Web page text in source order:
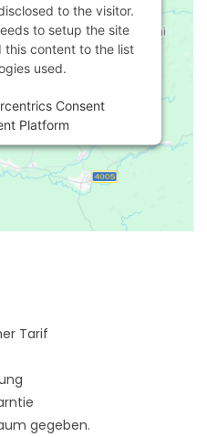
to the visitor.
to setup the site
this content to the list
used.
Consent
Platform
Tarif
gegeben.